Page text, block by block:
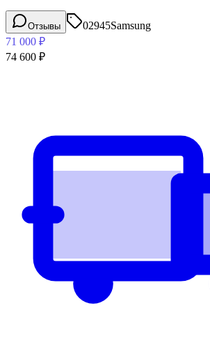
Отзывы 02945Samsung
71 000 ₽
74 600 ₽